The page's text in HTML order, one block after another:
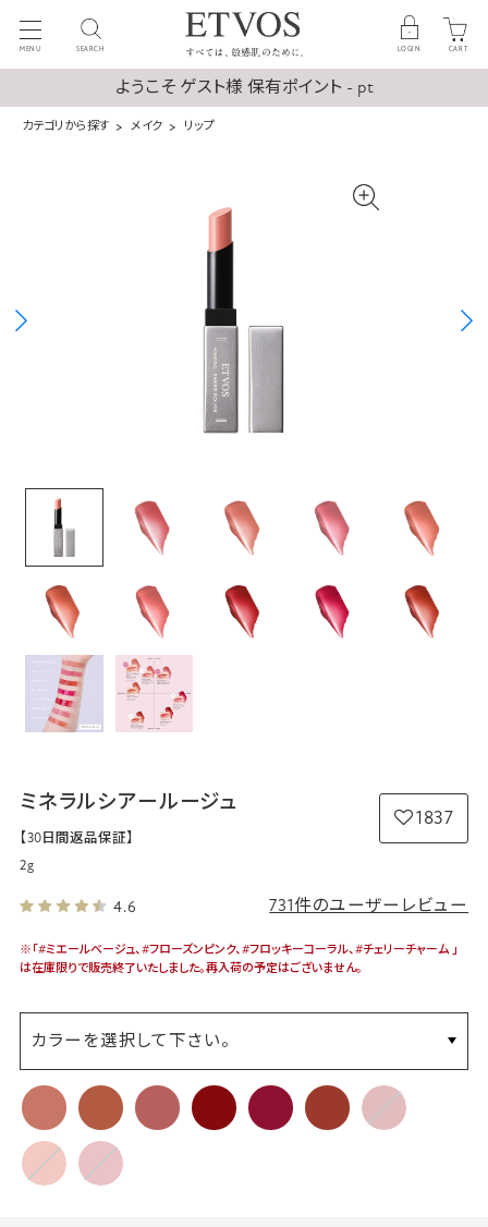
MENU SEARCH LOGIN CART
ようこそ ゲスト様 保有ポイント - pt
カテゴリから探す メイク リップ
4.6 731件のユーザーレビュー
ミネラルシアールージュ
1837
【30日間返品保証】
2g
※「#ミエールベージュ、#フローズンピンク、#フロッキーコーラル、#チェリーチャーム 」
は在庫限りで販売終了いたしました。再入荷の予定はございません。
カラーを選択して下さい。